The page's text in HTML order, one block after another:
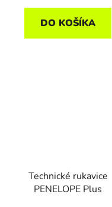
DO KOŠÍKA
Technické rukavice
PENELOPE Plus